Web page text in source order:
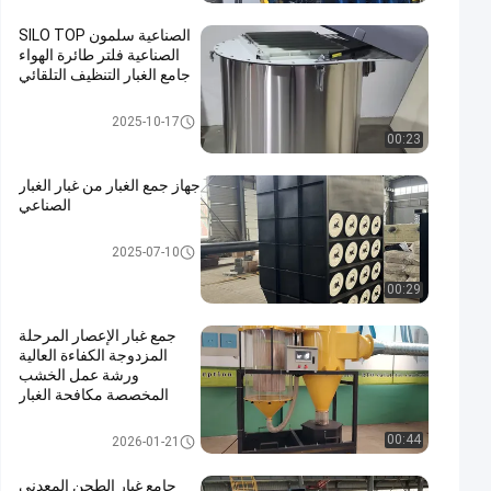
00:23
الصناعية سلمون SILO TOP
الصناعية فلتر طائرة الهواء
جامع الغبار التنظيف التلقائي
جامع الغبار مرشح خرطوشة
2025-10-17
00:29
جهاز جمع الغبار من غبار الغبار
الصناعي
جامع الغبار مرشح خرطوشة
2025-07-10
00:44
جمع غبار الإعصار المرحلة
المزدوجة الكفاءة العالية
ورشة عمل الخشب
المخصصة مكافحة الغبار
نظام جمع الغبار الصناعي
2026-01-21
جامع غبار الطحن المعدني